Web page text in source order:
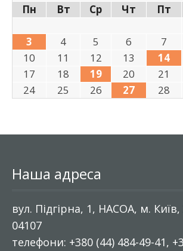
Пн
Вт Ср Чт Пт
3
4 5 6 7
10
11 12 13 14
17
18 19 20 21
24
25 26 27 28
Наша адреса
вул. Підгірна, 1, НАСОА, м. Київ,
04107
телефони: +380 (44) 484-49-41,